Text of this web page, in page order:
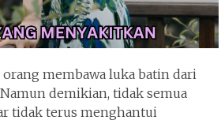
orang membawa luka batin dari
demikian, tidak semua
tidak terus menghantui